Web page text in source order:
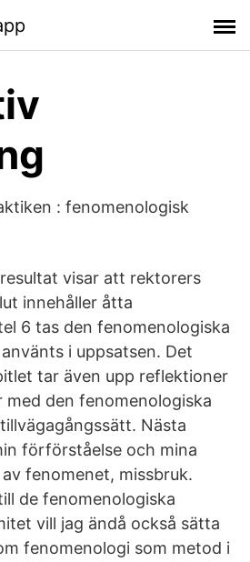
: fenomenologisk
visar att rektorers
innehåller åtta
6 tas den fenomenologiska
i uppsatsen. Det
tar även upp reflektioner
med den fenomenologiska
Nästa
förförståelse och mina
fenomenet, missbruk.
de fenomenologiska
vill jag ändå också sätta
fenomenologi som metod i